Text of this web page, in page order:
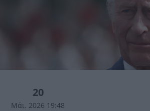
20
Μάι. 2026 19:48